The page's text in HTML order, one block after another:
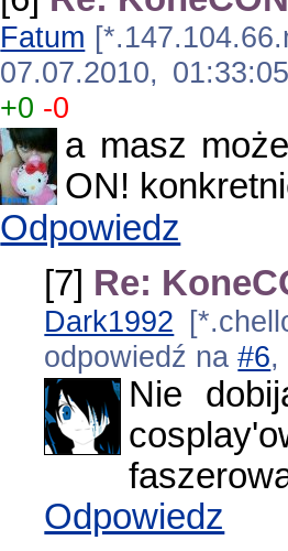
Fatum
07.07.2010,
+0 -0
a masz
ON!
Odpowiedz
[7] Re:
Dark1992
odpowiedź na#6,
Nie
Odpowiedz